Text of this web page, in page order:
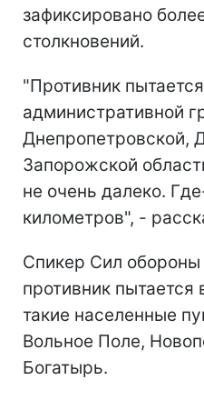
зафиксировано
столкновений.
"Противник
административной
Днепропетровской,
Запорожской
не очень далеко.
километров", -
Спикер Сил обороны
противник пытается
такие населенные
Вольное Поле,
Богатырь.